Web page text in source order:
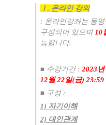
Ⅰ. 온라인 강의
: 온라인강좌는 동
구성되어 있으며10
능합니다.
■ 수강기간 :2023
12월22일(금) 23:59
​■ 구성 :
1) 자기이해
2) 대인관계